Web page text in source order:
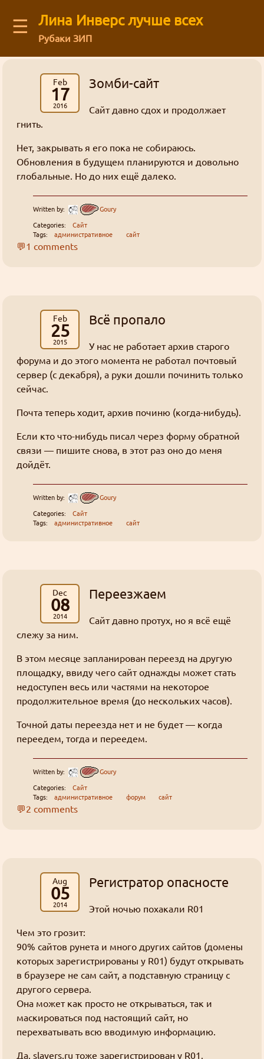
☰ Лина Инверс лучше всех
Рубаки ЗИП
You are not logged in
regirster an account
Feb
17
2016
Зомби-сайт
Сайт давно сдох и продолжает
гнить.
Нет, закрывать я его пока не собираюсь.
Обновления в будущем планируются и довольно
глобальные. Но до них ещё далеко.
Written by:
Goury
Categories:
Сайт
Tags:
административное сайт
💬1 comments
Feb
25
2015
Всё пропало
У нас не работает архив старого
форума и до этого момента не работал почтовый
сервер (с декабря), а руки дошли починить только
сейчас.
Почта теперь ходит, архив починю (когда-нибудь).
Если кто что-нибудь писал через форму обратной
связи — пишите снова, в этот раз оно до меня
дойдёт.
Written by:
Goury
Categories:
Сайт
Tags:
административное сайт
Dec
08
2014
Переезжаем
Сайт давно протух, но я всё ещё
слежу за ним.
В этом месяце запланирован переезд на другую
площадку, ввиду чего сайт однажды может стать
недоступен весь или частями на некоторое
продолжительное время (до нескольких часов).
Точной даты переезда нет и не будет — когда
переедем, тогда и переедем.
Written by:
Goury
Categories:
Сайт
Tags:
административное форум сайт
💬2 comments
Aug
05
2014
Регистратор опасносте
Этой ночью похакали R01
Чем это грозит:
90% сайтов рунета и много других сайтов (домены
которых зарегистрированы у R01) будут открывать
в браузере не сам сайт, а подставную страницу с
другого сервера.
Она может как просто не открываться, так и
маскироваться под настоящий сайт, но
перехватывать всю вводимую информацию.
Да, slayers.ru тоже зарегистрирован у R01.
Message board
Feedback form
About our authors
Архив старого форума
Можешь ли ты общаться с нами через
Дискорд?
действий, Дискорд может быть
недоступен в некоторых регионах. Мы
желающие смогут зайти в чат.
Нет
You must log in to vote
You can check the results in archive when
the poll is closed
Search for:
Рубаки
Магия
(17)
Культура (5)
География
Фанфики (63)
Переводы (26)
Сайт (31)
Флуд (3)
Всякие всякости (30)
Ня, кавай (3)
Рецензии
(5)
Форум Slayers.RU (12)
Mega Brand Kikaku от 15.03.2026 (Вопросы месяца №174)
Джима: На последний вопрос старичок
Кандзака на удивление прямо ответил 😺
Goury: (ﾉ◕ヮ◕)ﾉ*:･ﾟ✧ ❤️
Mega Brand Kikaku от 04.10.2025 (Вопросы месяца №169)
Grabz: Как раз недавно вспоминал на
анимефоруме про Аматэру, гы.
Внезапно!
Nous_Magus : Это хорошие новости. Надеюсь,
Золотые купоны были отправлены старым участникам
Grabz: Я хз че такое "OPT аутентификация",
Эрнст памаги! Двухфакторная что ли?
((╬ಠิ﹏ಠิ))
параллель? Последний раз когда проверял у них
там всякие, Мордейны, Розевиры, где все эти
люди были 8 лет?
Grabz
: Похоже просто до Клавдифлёра
для этого домена, вроде заработало.
Grabz: А потсчему сайт не открывается когда
https://slayers.zip/bb/feedback/view/957bbe10-
d41d-4e59-846f-1848412e14f2
Latest message board posts:
Нам нужно больше голосований
: У меня нет такой уверенности.
смогу продлить регистрацию домена.
Так что, скорее всего, останется только
слеерсзипа.
А слеерсра рано или поздно закончится, к
сожалению.
Как добывать золото
Grabz:
Дискорд всё, тг всё, вк всё. Останется только
слеерсра, инфа 100%.
Как добывать золото
Джима: Кто знает, хватит ли здесь людей и
эксперимент интересный
Grabz
: Спасибо, поставил 2048.
Жалко тема значения "0" не раскрыта. (^_^)
Как добывать золото
Goury: Во-первых сделал немного проще,
фанфик буквы манга Зелгадис рисунки
Revolution
административное Лина Инверс
жизнь форум
ненависть
блог Рубаки
сайт ответы
спам матчасть
Кандзака
опрос мазоку
Guests: 24
Members: 0